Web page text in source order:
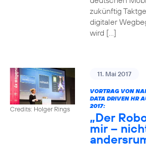
zukünftig
digitaler
wird […]
Credits: Holger Rings
11. Mai 2017
VORTRAG VON
DATA DRIVEN HR
2017:
„Der
mir –